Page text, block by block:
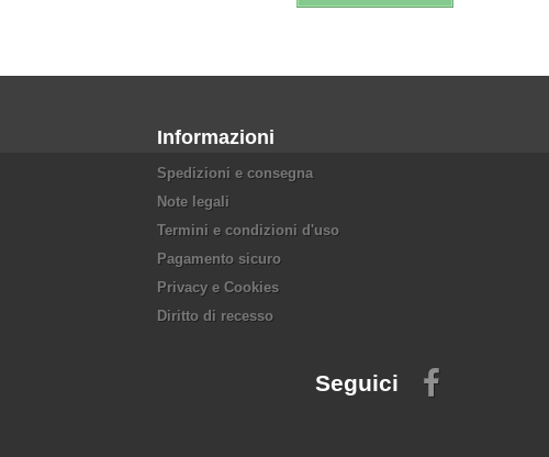
Informazioni
Spedizioni e consegna
Note legali
Termini e condizioni d'uso
Pagamento sicuro
Privacy e Cookies
Diritto di recesso
Seguici